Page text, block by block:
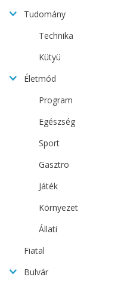
Tudomány
Technika
Kütyü
Életmód
Program
Egészség
Sport
Gasztro
Játék
Környezet
Állati
Fiatal
Bulvár